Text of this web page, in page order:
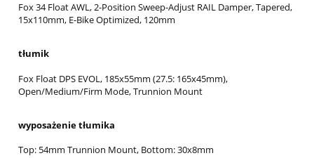
Fox 34 Float AWL, 2-Position Sweep-Adjust RAIL Damper, Tapered,
15x110mm, E-Bike Optimized, 120mm
tłumik
Fox Float DPS EVOL, 185x55mm (27.5: 165x45mm),
Open/Medium/Firm Mode, Trunnion Mount
wyposażenie tłumika
Top: 54mm Trunnion Mount, Bottom: 30x8mm